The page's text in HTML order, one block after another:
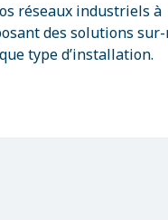
réseaux industriels à
des solutions
type d’installation.